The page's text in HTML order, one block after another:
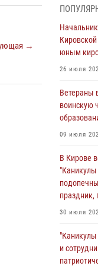
→
В Кирове
04 августа
В Кирове
03 августа
честь Дня
03 августа
В Кирове
02 августа
1 августа
юным
26 июля
Ветераны
воинскую
09 июля
В Кирове
"Каникулы
30 июля
"Каникулы
и